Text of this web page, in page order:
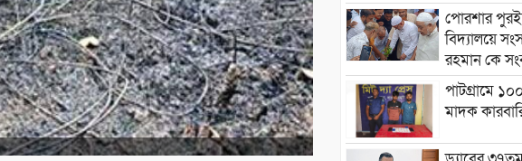
পোরশার
বিদ্যালয়ে
রহমান কে
পাটগ্রামে
মাদক